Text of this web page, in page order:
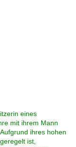
eines
mit ihrem Mann
ihres hohen
ist,